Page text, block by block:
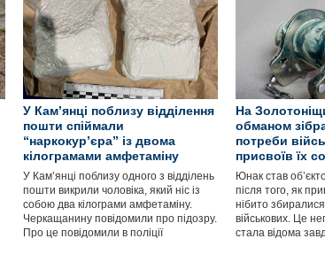
У Кам’янці поблизу відділення
пошти спіймали
“наркокур’єра” із двома
кілограмами амфетаміну
У Кам’янці поблизу одного з відділень
пошти викрили чоловіка, який ніс із
собою два кілограми амфетаміну.
Черкащанину повідомили про підозру.
Про це повідомили в поліції
На
обманом
потреби
присвоїв їх
Юнак став
після того, як
нібито
військових. Це
стала відома